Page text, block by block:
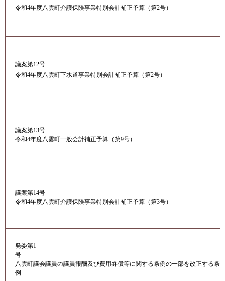
令和4年度八雲町介護保険事業特別会計補正予算（第2号）
議案第12号
令和4年度八雲町下水道事業特別会計補正予算（第2号）
議案第13号
令和4年度八雲町一般会計補正予算（第9号）
議案第14号
令和4年度八雲町介護保険事業特別会計補正予算（第3号）
発委第1
号
八雲町議会議員の議員報酬及び費用弁償等に関する条例の一部を改正する条
例